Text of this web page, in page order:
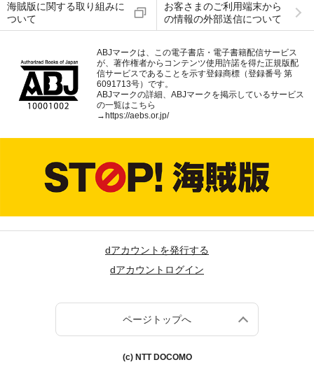
海賊版に関する取り組みに
ついて
お客さまのご利用端末から
の情報の外部送信について
ABJマークは、この電子書店・電子書籍配信サービス
が、著作権者からコンテンツ使用許諾を得た正規版配
信サービスであることを示す登録商標（登録番号 第
6091713号）です。
ABJマークの詳細、ABJマークを掲示しているサービス
の一覧はこちら
→ https://aebs.or.jp/
dアカウントを発行する
dアカウントログイン
ページトップへ
(c) NTT DOCOMO